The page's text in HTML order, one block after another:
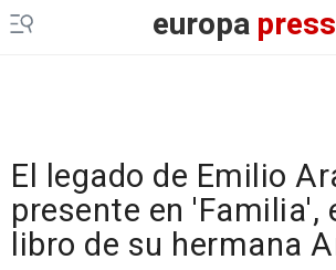
europapress
El legado de Emilio
presente en 'Familia',
libro de su hermana